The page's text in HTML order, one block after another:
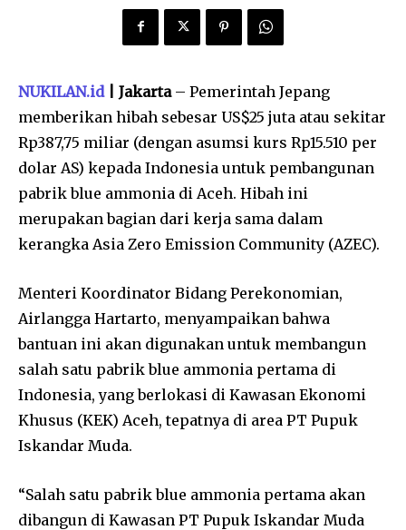
NUKILAN.id | Jakarta – Pemerintah Jepang
memberikan hibah sebesar US$25 juta atau sekitar
Rp387,75 miliar (dengan asumsi kurs Rp15.510 per
dolar AS) kepada Indonesia untuk pembangunan
pabrik blue ammonia di Aceh. Hibah ini
merupakan bagian dari kerja sama dalam
kerangka Asia Zero Emission Community (AZEC).
Menteri Koordinator Bidang Perekonomian,
Airlangga Hartarto, menyampaikan bahwa
bantuan ini akan digunakan untuk membangun
salah satu pabrik blue ammonia pertama di
Indonesia, yang berlokasi di Kawasan Ekonomi
Khusus (KEK) Aceh, tepatnya di area PT Pupuk
Iskandar Muda.
“Salah satu pabrik blue ammonia pertama akan
dibangun di Kawasan PT Pupuk Iskandar Muda